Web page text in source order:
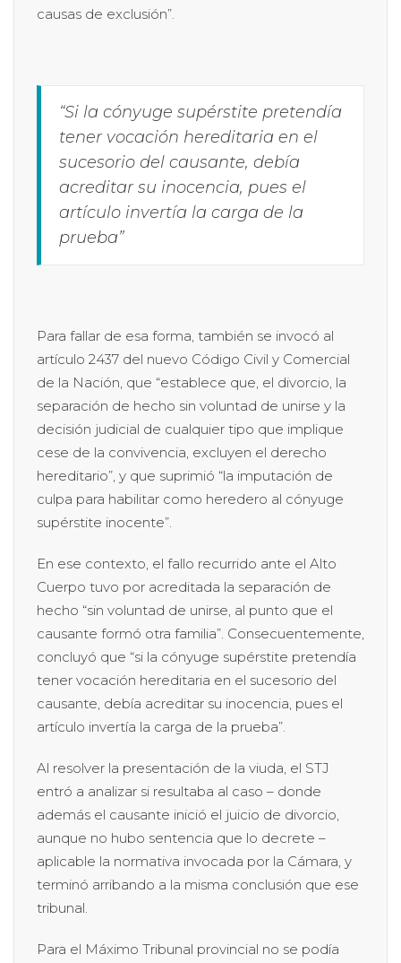
causas de exclusión”.
“Si la cónyuge supérstite pretendía
tener vocación hereditaria en el
sucesorio del causante, debía
acreditar su inocencia, pues el
artículo invertía la carga de la
prueba”
Para fallar de esa forma, también se invocó al
artículo 2437 del nuevo Código Civil y Comercial
de la Nación, que “establece que, el divorcio, la
separación de hecho sin voluntad de unirse y la
decisión judicial de cualquier tipo que implique
cese de la convivencia, excluyen el derecho
hereditario”, y que suprimió “la imputación de
culpa para habilitar como heredero al cónyuge
supérstite inocente”.
En ese contexto, el fallo recurrido ante el Alto
Cuerpo tuvo por acreditada la separación de
hecho “sin voluntad de unirse, al punto que el
causante formó otra familia”. Consecuentemente,
concluyó que “si la cónyuge supérstite pretendía
tener vocación hereditaria en el sucesorio del
causante, debía acreditar su inocencia, pues el
artículo invertía la carga de la prueba”.
Al resolver la presentación de la viuda, el STJ
entró a analizar si resultaba al caso – donde
además el causante inició el juicio de divorcio,
aunque no hubo sentencia que lo decrete –
aplicable la normativa invocada por la Cámara, y
terminó arribando a la misma conclusión que ese
tribunal.
Para el Máximo Tribunal provincial no se podía